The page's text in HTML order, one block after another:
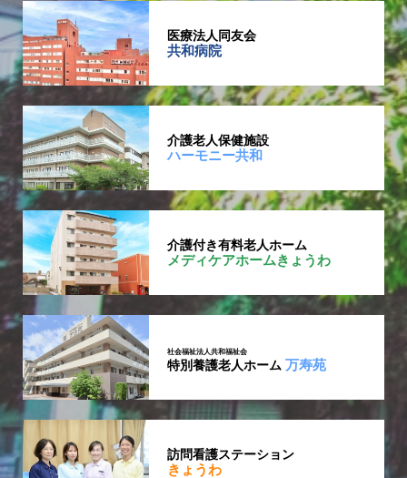
医療法人同友会
共和病院
介護老人保健施設
ハーモニー共和
介護付き有料老人ホーム
メディケアホームきょうわ
社会福祉法人共和福祉会
特別養護老人ホーム万寿苑
訪問看護ステーション
きょうわ